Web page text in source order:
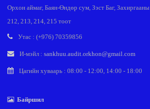
Орхон аймаг, Баян-Өндөр сум, Зэст Баг,
212, 213, 214, 215 тоот
Утас : (+976) 70359856
И-мэйл : sankhuu.audit.orkhon@gmail.com
Цагийн хуваарь : 08:00 - 12:00, 14:00 - 18:00
Байршил